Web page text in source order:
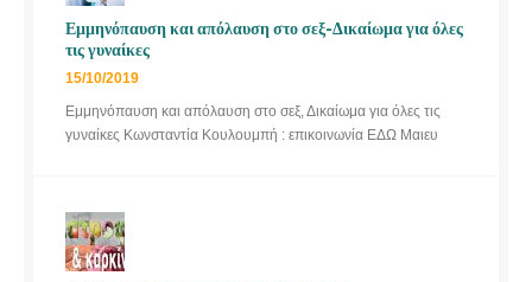
Εμμηνόπαυση και απόλαυση στο σεξ-Δικαίωμα για όλες
τις γυναίκες
15/10/2019
Εμμηνόπαυση και απόλαυση στο σεξ, Δικαίωμα για όλες τις
γυναίκες Κωνσταντία Κουλουμπή : επικοινωνία ΕΔΩ Μαιευ